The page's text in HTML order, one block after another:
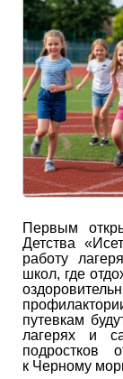
Первым
Детства
работу
школ, где
путевкам
лагерях и
подростков
к Черному